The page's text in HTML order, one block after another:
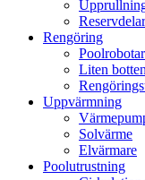
Reservdelar
Rengöring
Poolrobotar
Liten
Uppvärmning
Solvärme
Elvärmare
Poolutrustning